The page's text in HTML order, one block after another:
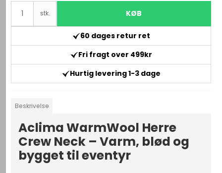
stk. KØB
60 dages retur ret
Fri fragt over 499kr
Hurtig levering 1-3 dage
Beskrivelse
Aclima WarmWool Herre
Crew Neck – Varm, blød og
bygget til eventyr